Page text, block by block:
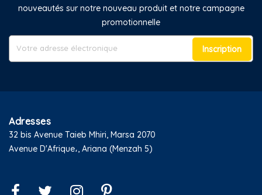
nouveautés sur notre nouveau produit et notre campagne
promotionnelle
Inscription
Adresses
32 bis Avenue Taieb Mhiri, Marsa 2070
Avenue D'Afrique،, Ariana (Menzah 5)